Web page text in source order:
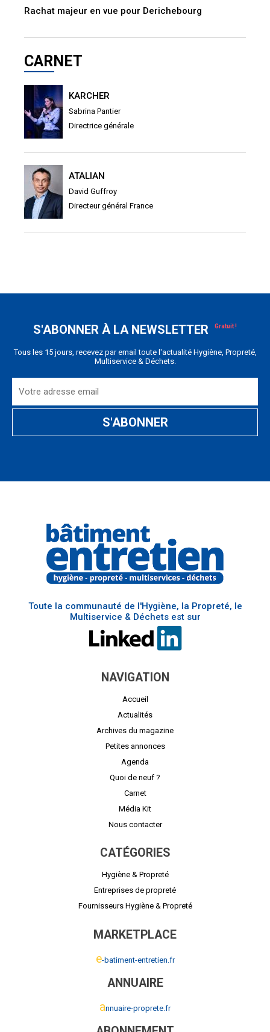
Rachat majeur en vue pour Derichebourg
CARNET
KARCHER
Sabrina Pantier
Directrice générale
ATALIAN
David Guffroy
Directeur général France
S'ABONNER À LA NEWSLETTER
Tous les 15 jours, recevez par email toute l'actualité Hygiène, Propreté,
Multiservice & Déchets.
Toute la communauté de l'Hygiène, la Propreté, le
Multiservice & Déchets est sur
NAVIGATION
Accueil
Actualités
Archives du magazine
Petites annonces
Agenda
Quoi de neuf ?
Carnet
Média Kit
Nous contacter
CATÉGORIES
Hygiène & Propreté
Entreprises de propreté
Fournisseurs Hygiène & Propreté
MARKETPLACE
e-batiment-entretien.fr
ANNUAIRE
annuaire-proprete.fr